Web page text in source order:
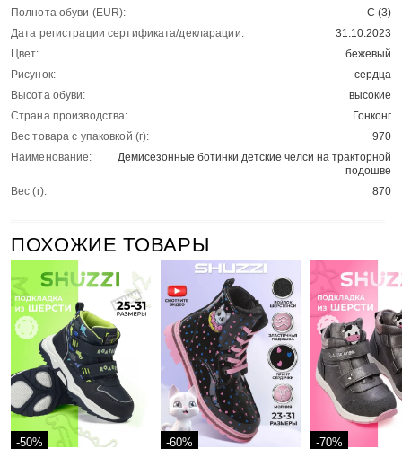
Полнота обуви (EUR):
С (3)
Дата регистрации сертификата/декларации:
31.10.2023
Цвет:
бежевый
Рисунок:
сердца
Высота обуви:
высокие
Страна производства:
Гонконг
Вес товара с упаковкой (г):
970
Наименование:
Демисезонные ботинки детские челси на тракторной
подошве
Вес (г):
870
ПОХОЖИЕ ТОВАРЫ
-50% -60% -70%